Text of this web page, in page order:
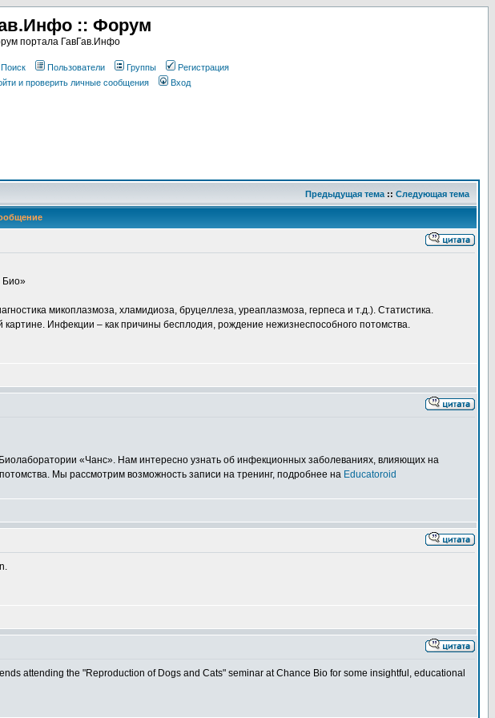
:: Форум
портала ГавГав.Инфо
Поиск Пользователи Группы
Регистрация
и проверить личные сообщения Вход
Предыдущая тема :: Следующая тема
Био»
микоплазмоза, хламидиоза, бруцеллеза, уреаплазмоза, герпеса и т.д.). Статистика.
Инфекции – как причины бесплодия, рождение нежизнеспособного потомства.
«Чанс». Нам интересно узнать об инфекционных заболеваниях, влияющих на
Мы рассмотрим возможность записи на тренинг, подробнее на Educatoroid
attending the "Reproduction of Dogs and Cats" seminar at Chance Bio for some insightful, educational